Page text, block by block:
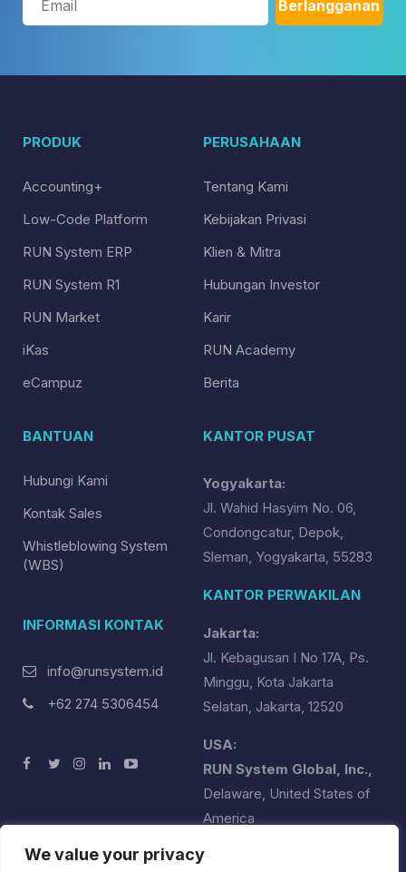
We value your privacy
PRODUK
Accounting+
Low-Code Platform
RUN System ERP
RUN System R1
RUN Market
iKas
eCampuz
PERUSAHAAN
Tentang Kami
Kebijakan Privasi
Klien & Mitra
Hubungan Investor
Karir
RUN Academy
Berita
BANTUAN
Hubungi Kami
Kontak Sales
Whistleblowing System
(WBS)
INFORMASI KONTAK
info@runsystem.id
+62 274 5306454
KANTOR PUSAT
Yogyakarta:
Jl. Wahid Hasyim No. 06,
Condongcatur, Depok,
Sleman, Yogyakarta, 55283
KANTOR PERWAKILAN
Jakarta:
Jl. Kebagusan I No 17A, Ps.
Minggu, Kota Jakarta
Selatan, Jakarta, 12520
USA:
RUN System Global, Inc.,
Delaware, United States of
America